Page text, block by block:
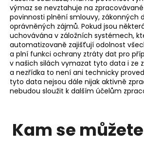
výmaz se nevztahuje na
povinnosti plnění smlouvy, zákonných
oprávněných zájmů. Pokud jsou
uchovávána v záložních systémech,
automatizovaně zajišťují odolnost
a plní funkci ochrany ztráty dat pro
v našich silách vymazat tyto data i ze
a nezřídka to není ani technicky
tyto data nejsou dále nijak aktivně
nebudou sloužit k dalším účelům
Kam se